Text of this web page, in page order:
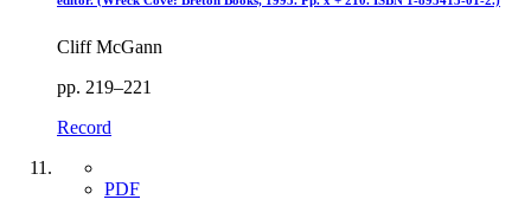
Cliff McGann
pp. 219–221
Record
PDF